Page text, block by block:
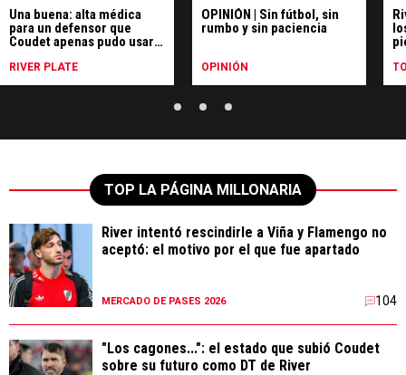
Una buena: alta médica
para un defensor que
Coudet apenas pudo usar
RIVER PLATE
OPINIÓN | Sin fútbol, sin
rumbo y sin paciencia
OPINIÓN
TOP LA PÁGINA MILLONARIA
River intentó rescindirle a Viña y Flamengo no
aceptó: el motivo por el que fue apartado
MERCADO DE PASES 2026 104
"Los cagones...": el estado que subió Coudet
sobre su futuro como DT de River